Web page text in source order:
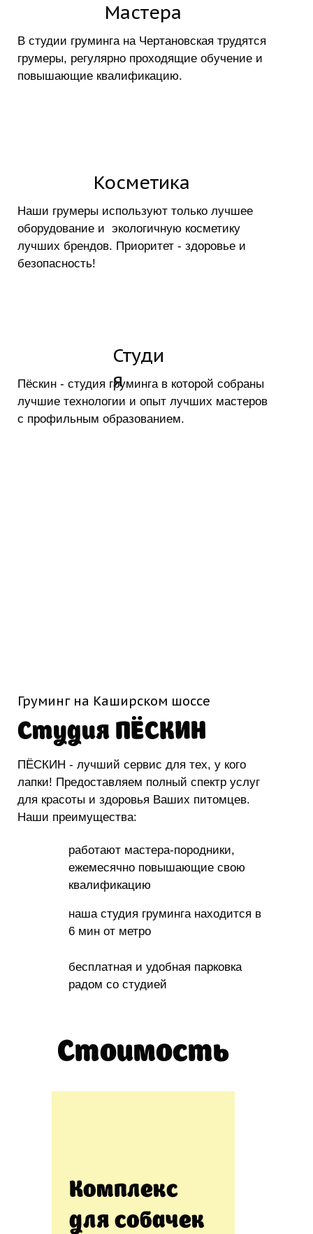
Пёскин - студия груминга в которой собраны
лучшие технологии и опыт лучших мастеров
с профильным образованием.
Наши грумеры используют только лучшее
оборудование и экологичную косметику
лучших брендов. Приоритет - здоровье и
безопасность!
В студии груминга на Чертановская трудятся
грумеры, регулярно проходящие обучение и
повышающие квалификацию.
Студи
я
Косметика
Мастера
бесплатная и удобная парковка
радом со студией
наша студия груминга находится в
6 мин от метро
работают мастера-породники,
ежемесячно повышающие свою
квалификацию
ПЁСКИН - лучший сервис для тех, у кого
лапки! Предоставляем полный спектр услуг
для красоты и здоровья Ваших питомцев.
Наши преимущества:
Груминг на Каширском шоссе
Студия ПЁСКИН
Стоимость
Комплекс
для собачек